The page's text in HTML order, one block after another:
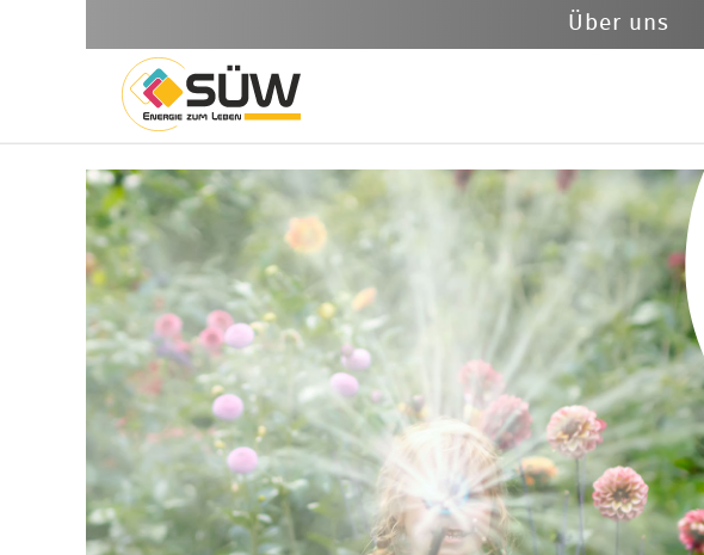
Über uns